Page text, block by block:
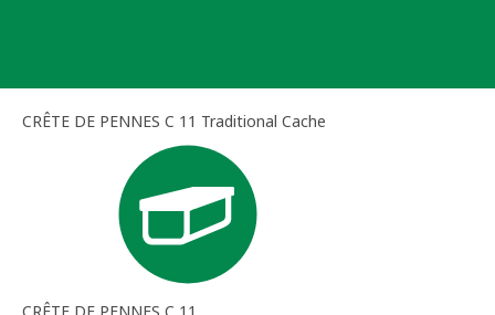
CRÊTE DE PENNES C 11 Traditional Cache